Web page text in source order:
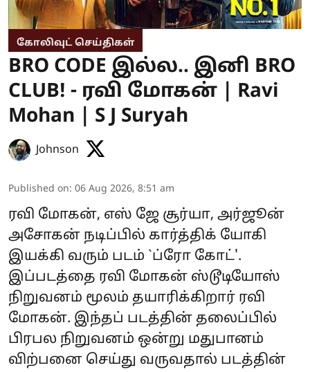
கோலிவுட் செய்திகள்
BRO CODE இல்ல.. இனி BRO
CLUB! - ரவி மோகன் | Ravi
Mohan | S J Suryah
Johnson
Published on: 06 Aug 2026, 8:51 am
ரவி மோகன், எஸ் ஜே சூர்யா, அர்ஜூன்
அசோகன் நடிப்பில் கார்த்திக் யோகி
இயக்கி வரும் படம் `ப்ரோ கோட்'.
இப்படத்தை ரவி மோகன் ஸ்டூடியோஸ்
நிறுவனம் மூலம் தயாரிக்கிறார் ரவி
மோகன். இந்தப் படத்தின் தலைப்பில்
பிரபல நிறுவனம் ஒன்று மதுபானம்
விற்பனை செய்து வருவதால் படத்தின்